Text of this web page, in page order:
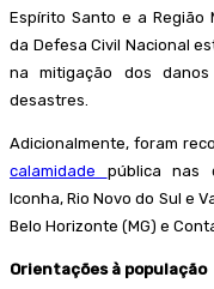
Espírito Santo e a Região
da Defesa Civil Nacional
na mitigação dos
desastres.
Adicionalmente, foram
calamidade pública nas
Iconha, Rio Novo do Sul e
Belo Horizonte (MG) e
Orientações à população